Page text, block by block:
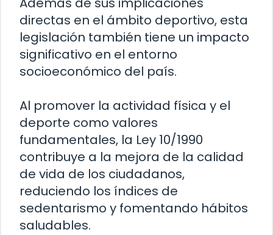
directas en el ámbito deportivo, esta
legislación también tiene un impacto
significativo en el entorno
socioeconómico del país.
Al promover la actividad física y el
deporte como valores
fundamentales, la Ley 10/1990
contribuye a la mejora de la calidad
de vida de los ciudadanos,
reduciendo los índices de
sedentarismo y fomentando hábitos
saludables.